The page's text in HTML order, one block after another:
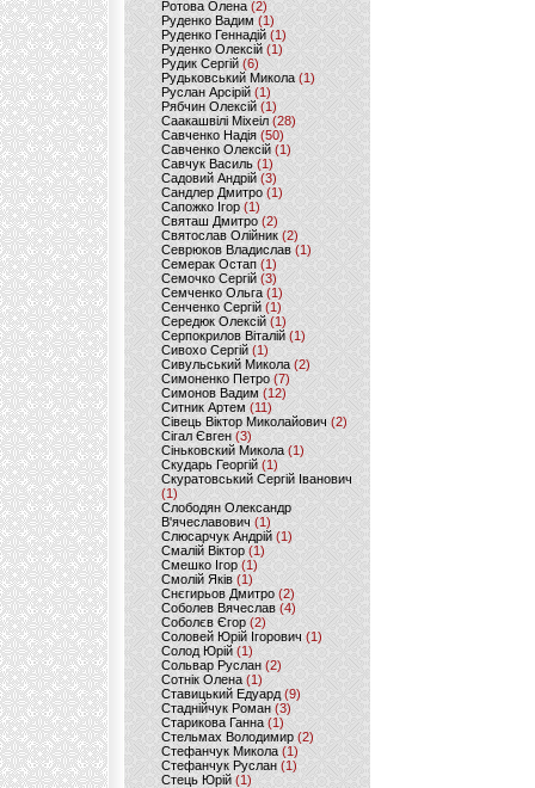
Ротова Олена(2)
Руденко Вадим (1)
Руденко Геннадій (1)
Руденко Олексій(1)
Рудик Сергій(6)
Рудьковський Микола (1)
Руслан Арсірій(1)
Рябчин Олексій (1)
Саакашвілі Міхеіл(28)
Савченко Надія (50)
Савченко Олексій(1)
Савчук Василь (1)
Садовий Андрій (3)
Сандлер Дмитро(1)
Сапожко Ігор(1)
Святаш Дмитро (2)
Святослав Олійник (2)
Севрюков Владислав (1)
Семерак Остап (1)
Семочко Сергій (3)
Семченко Ольга (1)
Сенченко Сергій(1)
Середюк Олексій(1)
Серпокрилов Віталій(1)
Сивохо Сергій(1)
Сивульський Микола(2)
Симоненко Петро(7)
Симонов Вадим (12)
Ситник Артем(11)
Сівець Віктор Миколайович(2)
Сігал Євген (3)
Сіньковский Микола(1)
Скударь Георгій (1)
Скуратовський Сергій Іванович
(1)
Слободян Олександр
В'ячеславович(1)
Слюсарчук Андрій(1)
Смалій Віктор (1)
Смешко Ігор (1)
Смолій Яків (1)
Снєгирьов Дмитро (2)
Соболев Вячеслав (4)
Соболєв Єгор(2)
Соловей Юрій Ігорович (1)
Солод Юрій (1)
Сольвар Руслан (2)
Сотнік Олена(1)
Ставицький Едуард (9)
Стаднійчук Роман(3)
Старикова Ганна (1)
Стельмах Володимир(2)
Стефанчук Микола (1)
Стефанчук Руслан (1)
Стець Юрій (1)